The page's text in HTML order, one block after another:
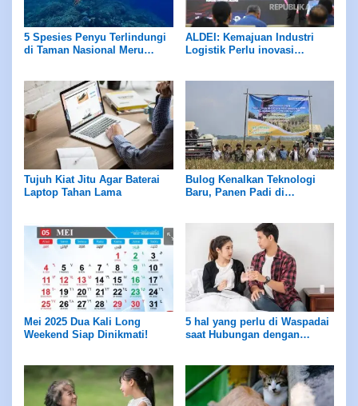
5 Spesies Penyu Terlindungi
di Taman Nasional Meru
ALDEI: Kemajuan Industri
Logistik Perlu inovasi
Tujuh Kiat Jitu Agar Baterai
Laptop Tahan Lama
Bulog Kenalkan Teknologi
Baru, Panen Padi di
Mei 2025 Dua Kali Long
Weekend Siap Dinikmati!
5 hal yang perlu di Waspadai
saat Hubungan dengan